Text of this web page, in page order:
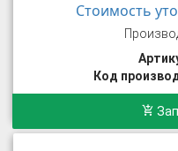
Стоимость
Код